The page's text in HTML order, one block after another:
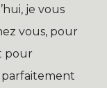
je vous
vous, pour
pour
parfaitement